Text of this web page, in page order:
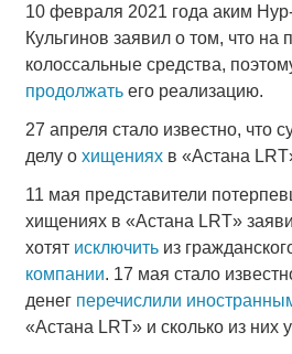
10 февраля 2021 года аким
Кульгинов заявил о том, что на
колоссальные средства,
продолжатьего реализацию.
27 апреля стало известно, что
делу о хищенияхв «Астана
11 мая представители
хищениях в «Астана LRT»
хотят исключитьиз
компании. 17 мая стало
денег перечислили
«Астана LRT» и сколько из них